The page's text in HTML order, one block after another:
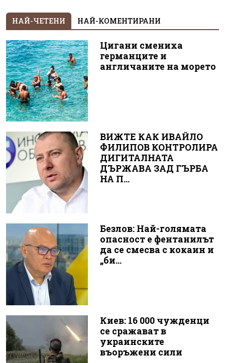
НАЙ-ЧЕТЕНИ НАЙ-КОМЕНТИРАНИ
Цигани смениха
германците и
англичаните на морето
ВИЖТЕ КАК ИВАЙЛО
ФИЛИПОВ КОНТРОЛИРА
ДИГИТАЛНАТА
ДЪРЖАВА ЗАД ГЪРБА
НА П...
Безлов: Най-голямата
опасност е фентанилът
да се смесва с кокаин и
„би...
Киев: 16 000 чужденци
се сражават в
украинските
въоръжени сили